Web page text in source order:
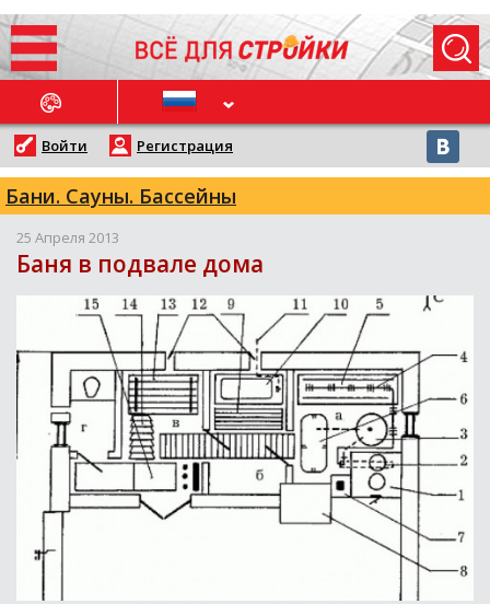
НОВОСТИ
Войти Регистрация
Бани. Сауны. Бассейны
25 Апреля 2013
Баня в подвале дома